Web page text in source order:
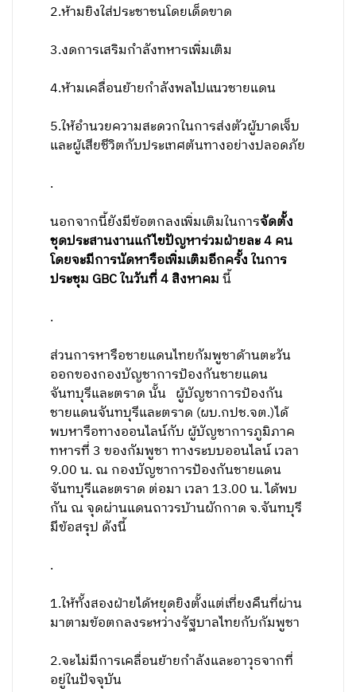
2.ห้ามยิงใส่ประชาชนโดยเด็ดขาด
3.งดการเสริมกำลังทหารเพิ่มเติม
4.ห้ามเคลื่อนย้ายกำลังพลไปแนวชายแดน
5.ให้อำนวยความสะดวกในการส่งตัวผู้บาดเจ็บ
และผู้เสียชีวิตกับประเทศต้นทางอย่างปลอดภัย
.
นอกจากนี้ยังมีข้อตกลงเพิ่มเติมในการจัดตั้ง
ชุดประสานงานแก้ไขปัญหาร่วมฝ่ายละ 4 คน
โดยจะมีการนัดหารือเพิ่มเติมอีกครั้ง ในการ
ประชุม GBC ในวันที่ 4 สิงหาคมนี้
.
ส่วนการหารือชายแดนไทยกัมพูชาด้านตะวัน
ออกของกองบัญชาการป้องกันชายแดน
จันทบุรีและตราด นั้น ผู้บัญชาการป้องกัน
ชายแดนจันทบุรีและตราด (ผบ.กปช.จต.)ได้
พบหารือทางออนไลน์กับ ผู้บัญชาการภูมิภาค
ทหารที่ 3 ของกัมพูชา ทางระบบออนไลน์ เวลา
9.00 น. ณ กองบัญชาการป้องกันชายแดน
จันทบุรีและตราด ต่อมา เวลา 13.00 น. ได้พบ
กัน ณ จุดผ่านแดนถาวรบ้านผักกาด จ.จันทบุรี
มีข้อสรุป ดังนี้
.
1.ให้ทั้งสองฝ่ายได้หยุดยิงตั้งแต่เที่ยงคืนที่ผ่าน
มาตามข้อตกลงระหว่างรัฐบาลไทยกับกัมพูชา
2.จะไม่มีการเคลื่อนย้ายกำลังและอาวุธจากที่
อยู่ในปัจจุบัน